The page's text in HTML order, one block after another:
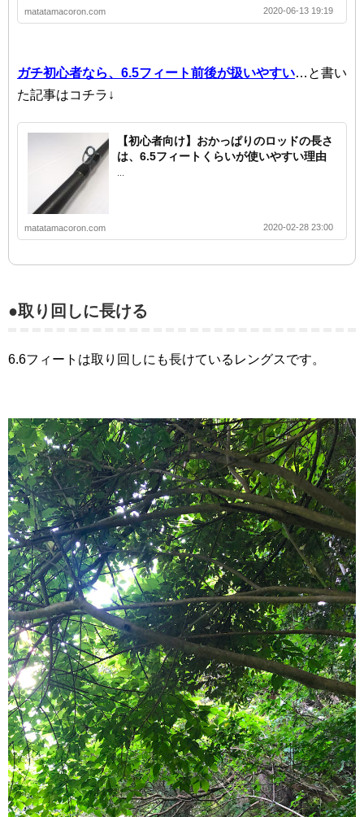
matatamacoron.com 2020-06-13 19:19
ガチ初心者なら、6.5フィート前後が扱いやすい…と書い
た記事はコチラ↓
【初心者向け】おかっぱりのロッドの長さ
は、6.5フィートくらいが使いやすい理由
...
matatamacoron.com 2020-02-28 23:00
●取り回しに長ける
6.6フィートは取り回しにも長けているレングスです。